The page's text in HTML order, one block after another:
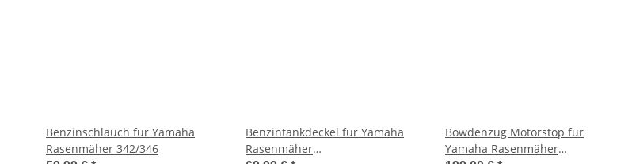
Benzinschlauch für Yamaha
Rasenmäher 342/346
Benzintankdeckel für Yamaha
Rasenmäher
Bowdenzug Motorstop für
Yamaha Rasenmäher